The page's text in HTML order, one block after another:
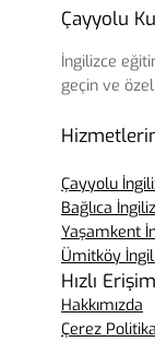
Çayyolu
İngilizce
geçin ve
Çayyolu
Bağlıca
Yaşamkent
Ümitköy
Hızlı Erişim
Hakkımızda
Çerez